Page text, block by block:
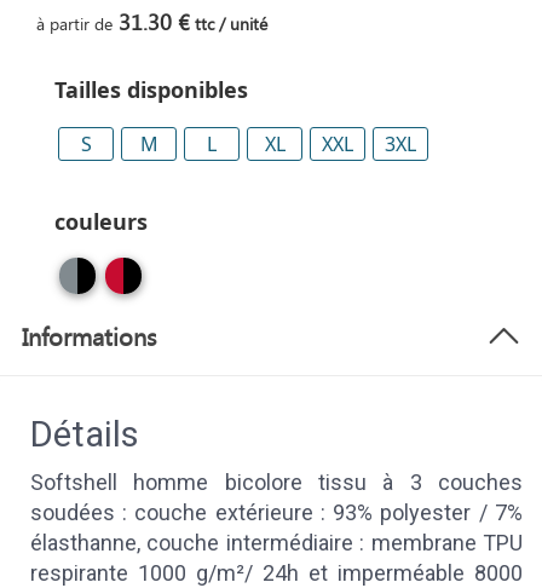
à partir de 31.30 € ttc / unité
Tailles disponibles
S M L XL XXL 3XL
couleurs
Informations
Détails
Softshell homme bicolore tissu à 3 couches
soudées : couche extérieure : 93% polyester / 7%
élasthanne, couche intermédiaire : membrane TPU
respirante 1000 g/m²/ 24h et imperméable 8000